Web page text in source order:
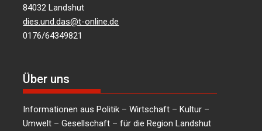
84032 Landshut
dies.und.das@t-online.de
0176/64349821
Über uns
Informationen aus Politik – Wirtschaft – Kultur –
Umwelt – Gesellschaft – für die Region Landshut